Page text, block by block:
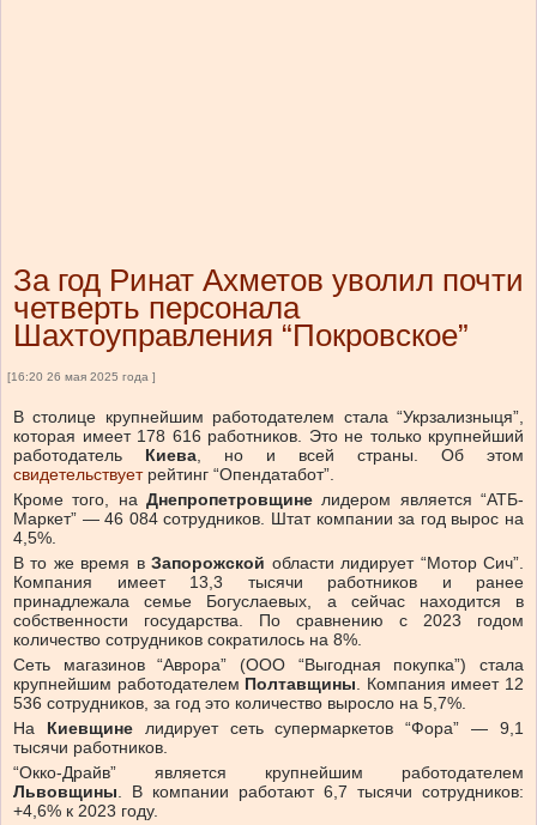
За год Ринат Ахметов уволил почти
четверть персонала
Шахтоуправления “Покровское”
[16:20 26 мая 2025 года ]
В столице крупнейшим работодателем стала “Укрзализныця”,
которая имеет 178 616 работников. Это не только крупнейший
работодатель Киева, но и всей страны. Об этом
свидетельствуетрейтинг “Опендатабот”.
Кроме того, на Днепропетровщине лидером является “АТБ-
Маркет” — 46 084 сотрудников. Штат компании за год вырос на
4,5%.
В то же время вЗапорожской области лидирует “Мотор Сич”.
Компания имеет 13,3 тысячи работников и ранее
принадлежала семье Богуслаевых, а сейчас находится в
собственности государства. По сравнению с 2023 годом
количество сотрудников сократилось на 8%.
Сеть магазинов “Аврора” (ООО “Выгодная покупка”) стала
крупнейшим работодателем Полтавщины. Компания имеет 12
536 сотрудников, за год это количество выросло на 5,7%.
На Киевщинелидирует сеть супермаркетов “Фора” — 9,1
тысячи работников.
“Окко-Драйв” является крупнейшим работодателем
Львовщины. В компании работают 6,7 тысячи сотрудников:
+4,6% к 2023 году.